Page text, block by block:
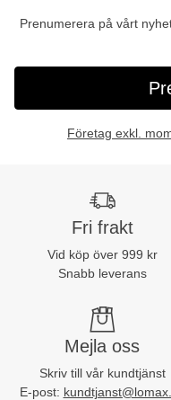
Prenumerera på vårt
Företag exkl.
Fri frakt
Vid köp över 999 kr
Snabb leverans
Mejla oss
Skriv till vår kundtjänst
E-post: